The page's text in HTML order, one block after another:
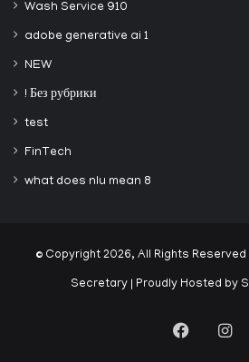
Wash Service 910
adobe generative ai 1
NEW
! Без рубрики
test
FinTech
what does nlu mean 8
© Copyright 2026, All Rights
Secretary | Proudly Hosted by
Facebook